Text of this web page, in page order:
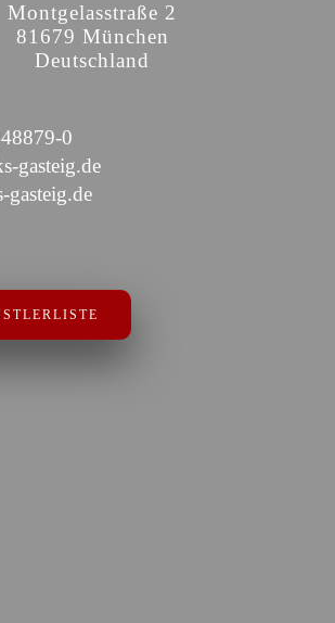
Montgelasstraße 2
81679 München
Deutschland
0
gasteig.de
gasteig.de